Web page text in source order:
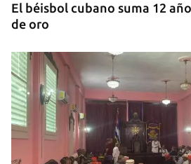
El béisbol cubano suma 12
de oro